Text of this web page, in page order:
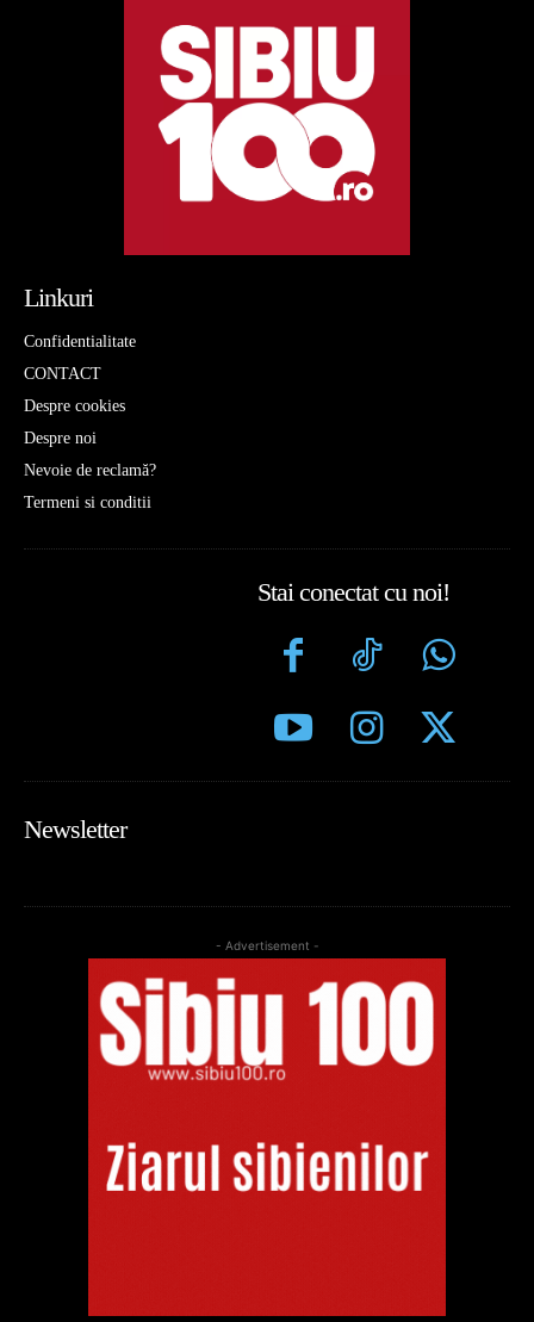
Linkuri
Confidentialitate
CONTACT
Despre cookies
Despre noi
Nevoie de reclamă?
Termeni si conditii
Stai conectat cu noi!
Newsletter
- Advertisement -